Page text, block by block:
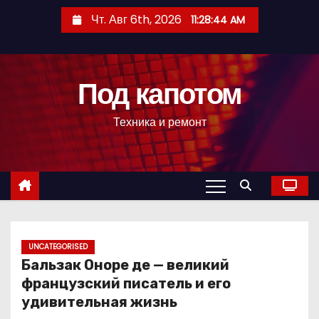
с
Чт. Авг 6th, 2026 11:28:45 AM
Под капотом
Техника и ремонт
UNCATEGORISED
Бальзак Оноре де — великий
французский писатель и его
удивительная жизнь